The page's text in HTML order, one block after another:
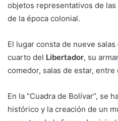
objetos representativos de
de la época colonial.
El lugar consta de nueve
cuarto del Libertador, su
comedor, salas de estar, entre
En la “Cuadra de Bolívar”, se
histórico y la creación de un